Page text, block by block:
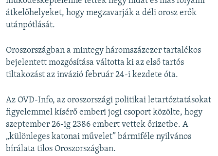
720p 1080p
1080p
átkelőhelyeket, hogy megzavarják a déli orosz erők
utánpótlását.
Oroszországban a mintegy háromszázezer tartalékos
bejelentett mozgósítása váltotta ki az első tartós
tiltakozást az invázió február 24-i kezdete óta.
Az OVD-Info, az oroszországi politikai letartóztatásokat
figyelemmel kísérő emberi jogi csoport közölte, hogy
szeptember 26-ig 2386 embert vettek őrizetbe. A
„különleges katonai művelet” bármiféle nyilvános
bírálata tilos Oroszországban.